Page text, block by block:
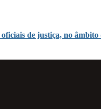
de justiça, no